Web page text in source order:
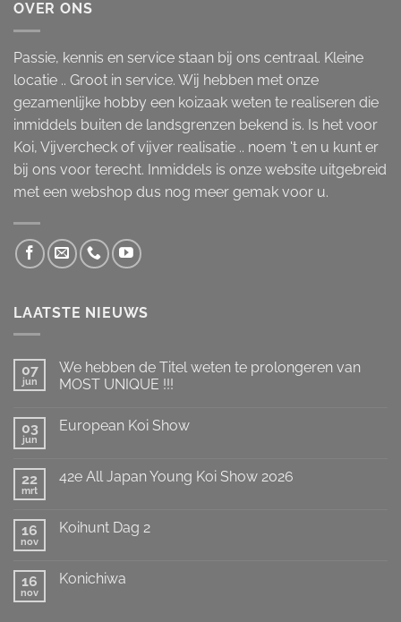
OVER ONS
Passie, kennis en service staan bij ons centraal. Kleine
locatie .. Groot in service. Wij hebben met onze
gezamenlijke hobby een koizaak weten te realiseren die
inmiddels buiten de landsgrenzen bekend is. Is het voor
Koi, Vijvercheck of vijver realisatie .. noem 't en u kunt er
bij ons voor terecht. Inmiddels is onze website uitgebreid
met een webshop dus nog meer gemak voor u.
LAATSTE NIEUWS
07
jun
We hebben de Titel weten te prolongeren van
MOST UNIQUE !!!
op
Titel
weten
MOST
03
jun
European Koi Show
European
22
mrt
42e All Japan Young Koi Show 2026
42e
Koi
Show
16
nov
Koihunt Dag 2
Koihunt
16
nov
Konichiwa